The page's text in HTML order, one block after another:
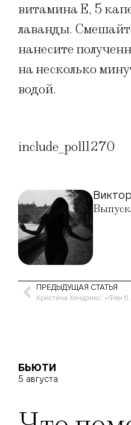
витамина Е, 5
лаванды.
нанесите
на несколько
водой.
include_poll1270
ПРЕДЫДУЩАЯ СТАТЬЯ
Кристина
БЬЮТИ
5 августа